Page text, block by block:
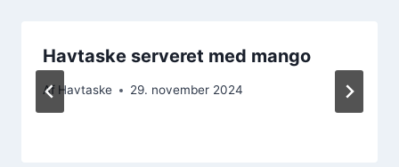
Havtaske serveret med mango
Af Havtaske 29. november 2024